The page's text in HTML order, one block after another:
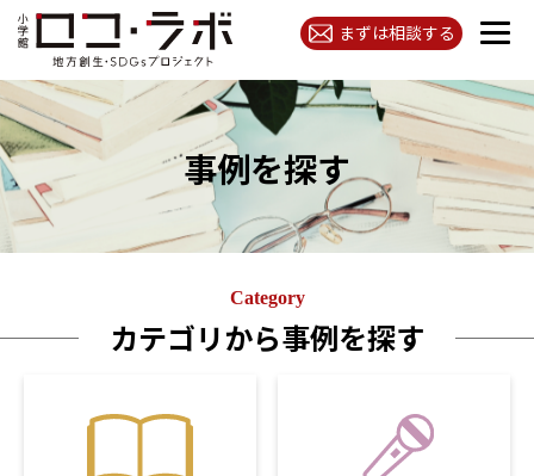
まずは相談する
事例を探す
Category
カテゴリから事例を探す